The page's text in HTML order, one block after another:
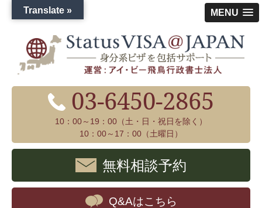
MENU
03-6450-2865
10：00～19：00（土・日・祝日を除く）
10：00～17：00（土曜日）
無料相談予約
Q&Aはこちら
Translate »